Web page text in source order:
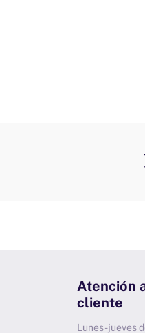
Atención
cliente
Lunes-jueves